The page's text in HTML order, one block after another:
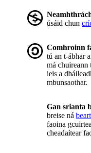
úsáid chun
Comhroinn
tú an t-ábhar
má chuireann
leis a
mbunsaothar.
Gan srianta
breise ná
faoina
cheadaítear